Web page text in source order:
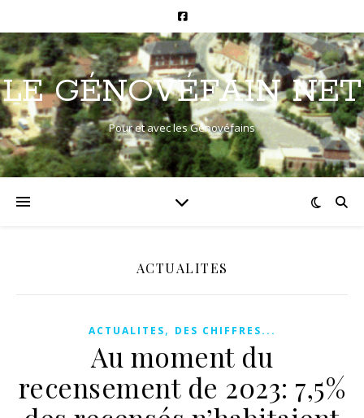
LE GÉNOVÉFAIN NET
Pour et avec les Génovéfains
ACTUALITES
ACTUALITES, DES CHIFFRES...
Au moment du
recensement de 2023: 7,5%